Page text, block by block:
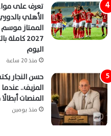
تعرف على
الأهلي
2027
اليوم
منذ 20 ساعة
حسن النجار
المزيف..
المنصات
منذ يومين